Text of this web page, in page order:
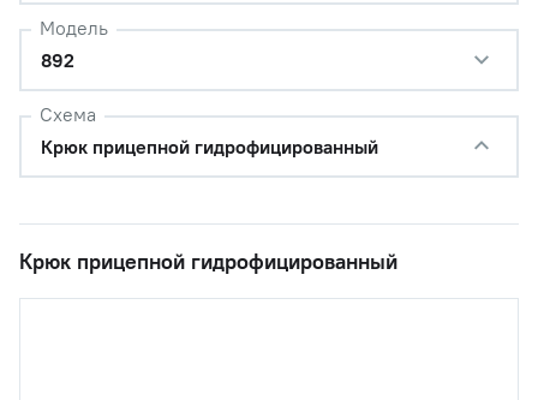
Модель
892
Схема
Крюк прицепной гидрофицированный
Крюк прицепной гидрофицированный